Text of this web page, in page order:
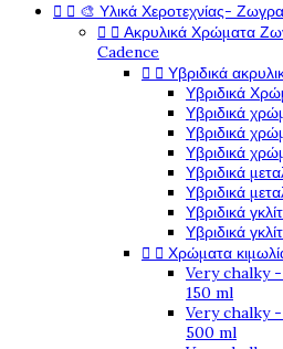
  🎨 Υλικά Χεροτεχνίας-
  Ακρυλικά Χρώματα
Cadence
  Υβριδικά
Υβριδικά
Υβριδικά
Υβριδικά
Υβριδικά
Υβριδικά
Υβριδικά
Υβριδικά
Υβριδικά
  Χρώματα
Very chalky -
150 ml
Very chalky -
500 ml